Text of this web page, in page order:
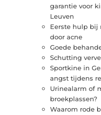
garantie voor
Leuven
Eerste hulp bij
door acne
Goede
Schutting
Sportkine in
angst tijdens
Urinealarm of
broekplassen?
Waarom rode